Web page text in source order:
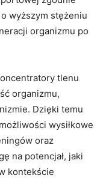
wyższym stężeniu
organizmu po
tlenu
organizmu,
⁣Dzięki temu
wysiłkowe
oraz
na potencjał, ‌jaki
kontekście